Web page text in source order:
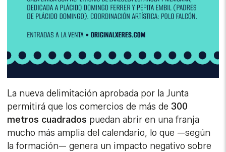
La nueva delimitación aprobada por la Junta
permitirá que los comercios de más de300
metros cuadrados puedan abrir en una franja
mucho más amplia del calendario, lo que —según
la formación— genera un impacto negativo sobre